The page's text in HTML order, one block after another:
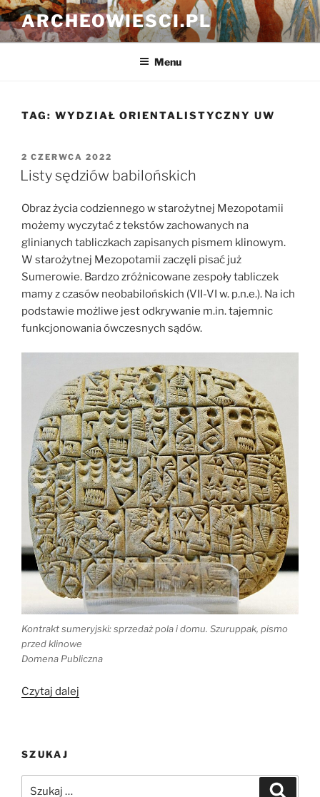
Przejdź
do
treści
ARCHEOWIESCI.PL
Menu
TAG: WYDZIAŁ ORIENTALISTYCZNY UW
OPUBLIKOWANE
W
2 CZERWCA 2022
Listy sędziów babilońskich
Obraz życia codziennego w starożytnej Mezopotamii
możemy wyczytać z tekstów zachowanych na
glinianych tabliczkach zapisanych pismem klinowym.
W starożytnej Mezopotamii zaczęli pisać już
Sumerowie. Bardzo zróżnicowane zespoły tabliczek
mamy z czasów neobabilońskich (VII-VI w. p.n.e.). Na ich
podstawie możliwe jest odkrywanie m.in. tajemnic
funkcjonowania ówczesnych sądów.
Kontrakt sumeryjski: sprzedaż pola i domu. Szuruppak, pismo
przed klinowe
Domena Publiczna
Czytaj dalej
SZUKAJ